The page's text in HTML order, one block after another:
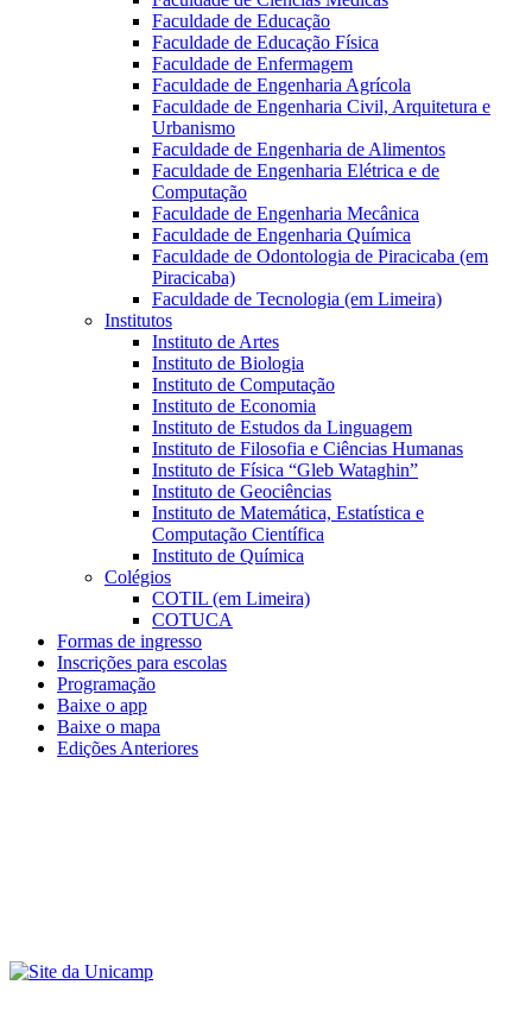
Faculdade de Educação
Faculdade de Educação Física
Faculdade de Enfermagem
Faculdade de Engenharia Agrícola
Faculdade de Engenharia Civil, Arquitetura e
Urbanismo
Faculdade de Engenharia de Alimentos
Faculdade de Engenharia Elétrica e de
Computação
Faculdade de Engenharia Mecânica
Faculdade de Engenharia Química
Faculdade de Odontologia de Piracicaba (em
Piracicaba)
Faculdade de Tecnologia (em Limeira)
Institutos
Instituto de Artes
Instituto de Biologia
Instituto de Computação
Instituto de Economia
Instituto de Estudos da Linguagem
Instituto de Filosofia e Ciências Humanas
Instituto de Física “Gleb Wataghin”
Instituto de Geociências
Instituto de Matemática, Estatística e
Computação Científica
Instituto de Química
Colégios
COTIL (em Limeira)
COTUCA
Formas de ingresso
Inscrições para escolas
Programação
Baixe o app
Baixe o mapa
Edições Anteriores